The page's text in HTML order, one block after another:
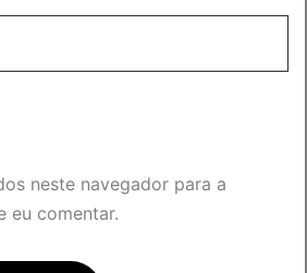
neste navegador para a
eu comentar.